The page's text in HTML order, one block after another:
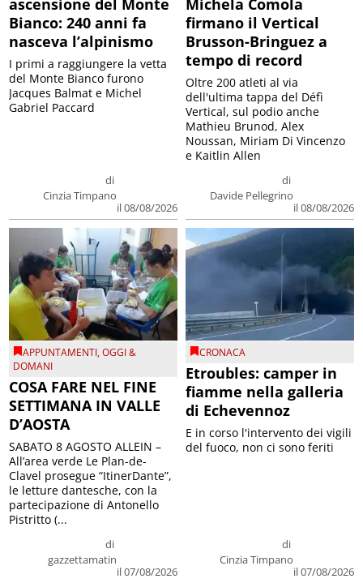
ascensione del Monte
Bianco: 240 anni fa
nasceva l’alpinismo
di
Cinzia Timpano
il 08/08/2026
I primi a raggiungere la vetta
del Monte Bianco furono
Jacques Balmat e Michel
Gabriel Paccard
Michela Comola
firmano il Vertical
Brusson-Bringuez a
tempo di record
di
Davide Pellegrino
il 08/08/2026
Oltre 200 atleti al via
dell'ultima tappa del Défì
Vertical, sul podio anche
Mathieu Brunod, Alex
Noussan, Miriam Di Vincenzo
e Kaitlin Allen
APPUNTAMENTI,OGGI &
DOMANI
COSA FARE NEL FINE
SETTIMANA IN VALLE
D’AOSTA
di
gazzettamatin
il 07/08/2026
SABATO 8 AGOSTO ALLEIN –
All’area verde Le Plan-de-
Clavel prosegue “ItinerDante”,
le letture dantesche, con la
partecipazione di Antonello
Pistritto (...
CRONACA
Etroubles: camper in
fiamme nella galleria
di Echevennoz
di
Cinzia Timpano
il 07/08/2026
E in corso l'intervento dei vigili
del fuoco, non ci sono feriti